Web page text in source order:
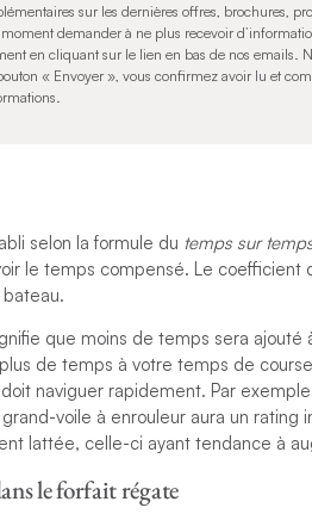
sur les dernières offres, brochures,
demander à ne plus recevoir
en cliquant sur le lien en bas de nos emails.
« Envoyer », vous confirmez avoir lu et
selon la formule du temps sur
le temps compensé. Le
que moins de temps sera ajouté
de temps à votre temps de
naviguer rapidement. Par
voile à enrouleur aura un rating
lattée, celle-ci ayant tendance à
le forfait régate